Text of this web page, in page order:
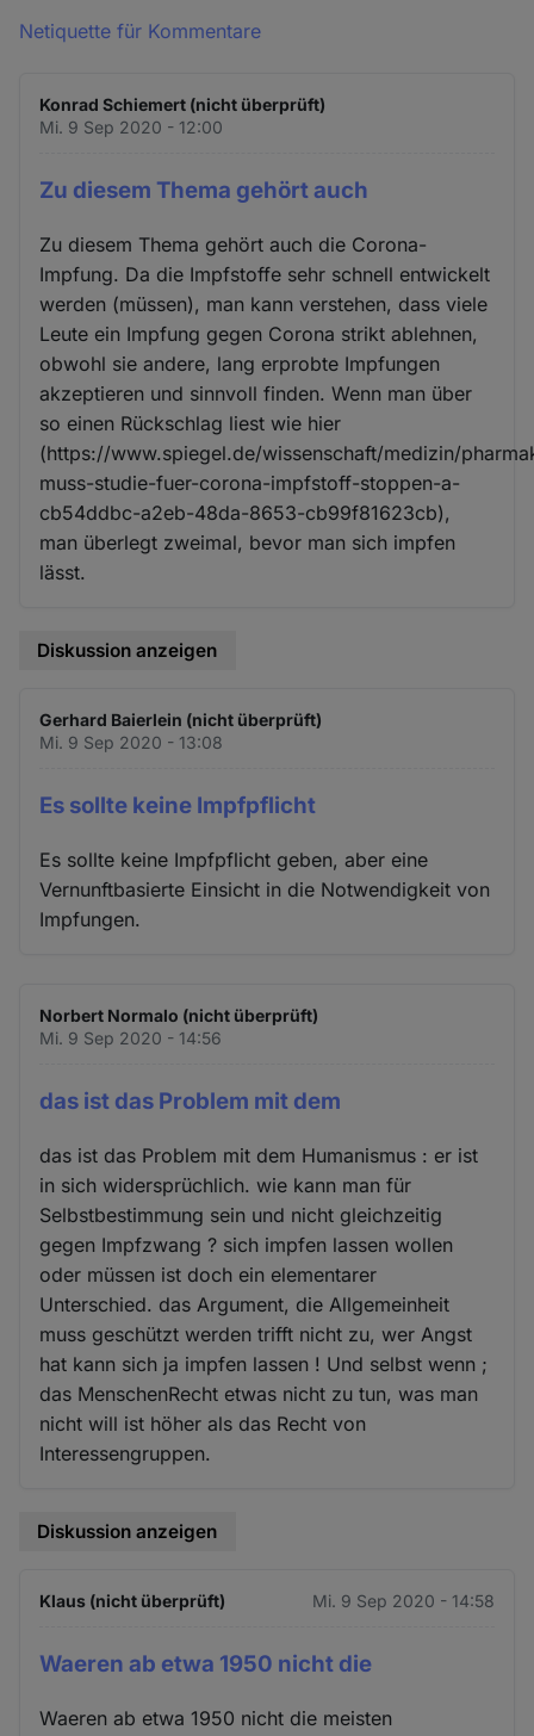
Netiquette für Kommentare
Konrad Schiemert (nicht überprüft)
Mi. 9 Sep 2020 - 12:00
Zu diesem Thema gehört auch
Zu diesem Thema gehört auch die Corona-
Impfung. Da die Impfstoffe sehr schnell entwickelt
werden (müssen), man kann verstehen, dass viele
Leute ein Impfung gegen Corona strikt ablehnen,
obwohl sie andere, lang erprobte Impfungen
akzeptieren und sinnvoll finden. Wenn man über
so einen Rückschlag liest wie hier
(https://www.spiegel.de/wissenschaft/medizin/
muss-studie-fuer-corona-impfstoff-stoppen-a-
cb54ddbc-a2eb-48da-8653-cb99f81623cb),
man überlegt zweimal, bevor man sich impfen
lässt.
Diskussion anzeigen
Gerhard Baierlein (nicht überprüft)
Mi. 9 Sep 2020 - 13:08
Es sollte keine Impfpflicht
Es sollte keine Impfpflicht geben, aber eine
Vernunftbasierte Einsicht in die Notwendigkeit von
Impfungen.
Norbert Normalo (nicht überprüft)
Mi. 9 Sep 2020 - 14:56
das ist das Problem mit dem
das ist das Problem mit dem Humanismus : er ist
in sich widersprüchlich. wie kann man für
Selbstbestimmung sein und nicht gleichzeitig
gegen Impfzwang ? sich impfen lassen wollen
oder müssen ist doch ein elementarer
Unterschied. das Argument, die Allgemeinheit
muss geschützt werden trifft nicht zu, wer Angst
hat kann sich ja impfen lassen ! Und selbst wenn ;
das MenschenRecht etwas nicht zu tun, was man
nicht will ist höher als das Recht von
Interessengruppen.
Diskussion anzeigen
Klaus (nicht überprüft) Mi. 9 Sep 2020 - 14:58
Waeren ab etwa 1950 nicht die
Waeren ab etwa 1950 nicht die meisten